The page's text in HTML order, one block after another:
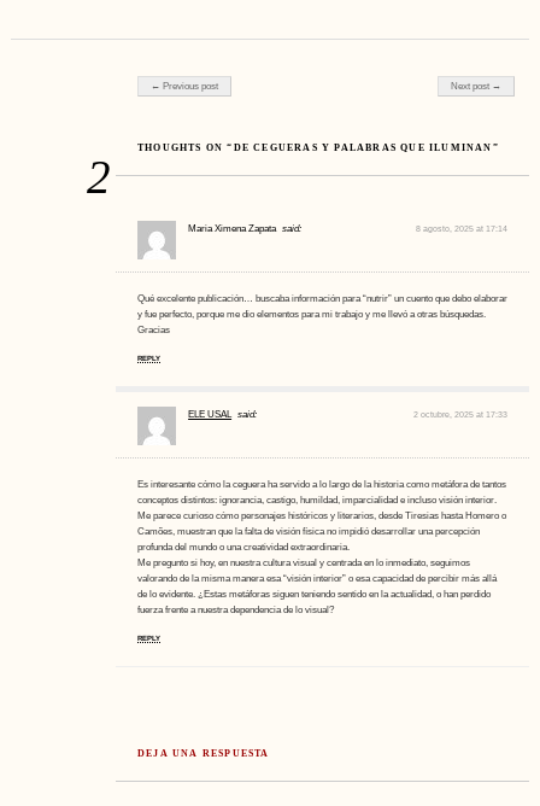
Post navigation
← Previous post Next post →
2
THOUGHTS ON “DE CEGUERAS Y PALABRAS QUE ILUMINAN”
Maria Ximena Zapata said: 8 agosto, 2025 at 17:14
Qué excelente publicación… buscaba información para “nutrir” un cuento que debo elaborar
y fue perfecto, porque me dio elementos para mi trabajo y me llevó a otras búsquedas.
Gracias
REPLY
ELE USAL said: 2 octubre, 2025 at 17:33
Es interesante cómo la ceguera ha servido a lo largo de la historia como metáfora de tantos
conceptos distintos: ignorancia, castigo, humildad, imparcialidad e incluso visión interior.
Me parece curioso cómo personajes históricos y literarios, desde Tiresias hasta Homero o
Camões, muestran que la falta de visión física no impidió desarrollar una percepción
profunda del mundo o una creatividad extraordinaria.
Me pregunto si hoy, en nuestra cultura visual y centrada en lo inmediato, seguimos
valorando de la misma manera esa “visión interior” o esa capacidad de percibir más allá
de lo evidente. ¿Estas metáforas siguen teniendo sentido en la actualidad, o han perdido
fuerza frente a nuestra dependencia de lo visual?
REPLY
DEJA UNA RESPUESTA